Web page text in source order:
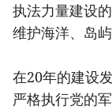
执法力量建设
维护海洋、岛
在20年的建设
严格执行党的